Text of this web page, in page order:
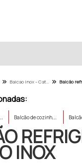
Balcao inox - Categoria
aço B
alcão de cozinha em aço 4 portas
INOX